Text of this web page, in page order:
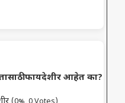
फायदेशीर आहेत का?